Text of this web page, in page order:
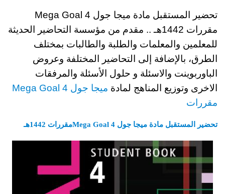
تحضير المستقبل مادة ميجا جول Mega Goal 4
مقررات 1442هـ ..
مقدم من مؤسسة التحاضير الحديثة
للمعلمين والمعلمات والطلبة والطالبات بمختلف
الطرق، بالإضافة إلى التحاضير المختلفة وعروض
الباوربوينت والاسئلة و حلول الأسئلة والمرفقات
الاخرى وتوزيع المناهج لمادة
ميجا جول Mega Goal 4
مقررات
تحضير المستقبل مادة ميجا جول Mega Goal 4مقررات 1442هـ